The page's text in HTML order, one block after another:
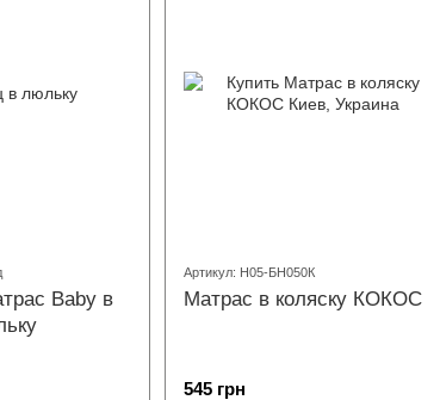
Baby в
Артикул: Н05-БН050К
Матрас в коляску КОКОС
545 грн